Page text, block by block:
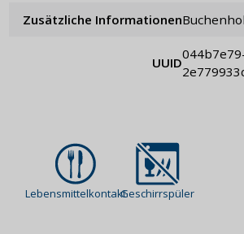
Zusätzliche Informationen
UUID
044b7e79-7067-42db-a8a5-
LebensmittelkontaktGeschirrspüler